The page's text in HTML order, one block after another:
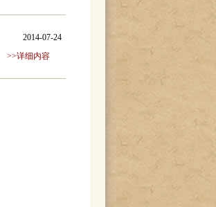
2014-07-24
>>详细内容